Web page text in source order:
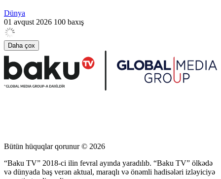
Dünya
01 avqust 2026 100 baxış
Daha çox
Bütün hüquqlar qorunur © 2026
“Baku TV” 2018-ci ilin fevral ayında yaradılıb. “Baku TV” ölkədə
və dünyada baş verən aktual, maraqlı və önəmli hadisələri izləyiciyə